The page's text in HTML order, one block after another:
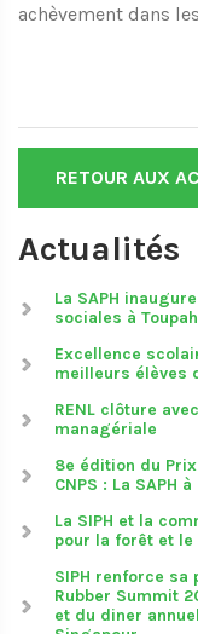
achèvement dans
RETOUR AUX
Actualités
La SAPH
sociales à
Excellence
meilleurs élèves
RENL clôture
managériale
8e édition du
CNPS : La SAPH
La SIPH et la
pour la forêt et le
SIPH renforce sa
Rubber Summit
et du diner